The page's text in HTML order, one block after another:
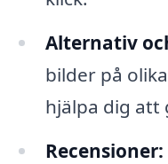
Alternativ
bilder på
hjälpa dig att
Recensioner: